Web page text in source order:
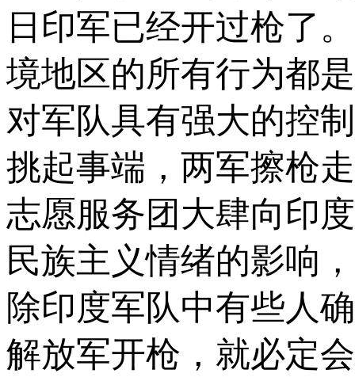
日印军已经开过枪了
境地区的所有行为都
对军队具有强大的控
挑起事端，两军擦枪
志愿服务团大肆向印
民族主义情绪的影响
除印度军队中有些人
解放军开枪，就必定